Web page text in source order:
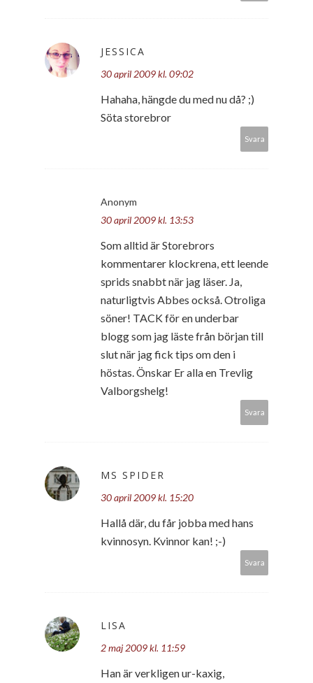
JESSICA
30 april 2009 kl. 09:02
Hahaha, hängde du med nu då? ;)
Söta storebror
Svara
Anonym
30 april 2009 kl. 13:53
Som alltid är Storebrors
kommentarer klockrena, ett leende
sprids snabbt när jag läser. Ja,
naturligtvis Abbes också. Otroliga
söner! TACK för en underbar
blogg som jag läste från början till
slut när jag fick tips om den i
höstas. Önskar Er alla en Trevlig
Valborgshelg!
Svara
MS SPIDER
30 april 2009 kl. 15:20
Hallå där, du får jobba med hans
kvinnosyn. Kvinnor kan! ;-)
Svara
LISA
2 maj 2009 kl. 11:59
Han är verkligen ur-kaxig,